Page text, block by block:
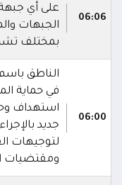
06:06
على أي
الجبهات
بمختلف
06:00
الناطق
في حماية
استهداف
جديد
لتوجيهات
ومقتضيات